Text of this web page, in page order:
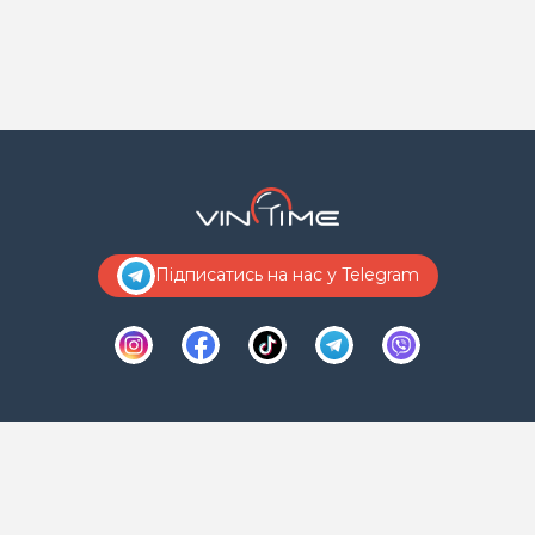
Підписатись на нас у Telegram